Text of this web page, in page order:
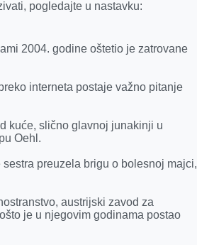
pogledajte u nastavku:
2004. godine oštetio je zatrovane
interneta postaje važno pitanje
kuće, slično glavnoj junakinji u
Oehl.
preuzela brigu o bolesnoj majci,
austrijski zavod za
je u njegovim godinama postao